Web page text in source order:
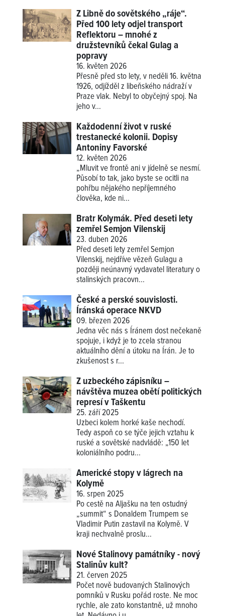
Z Libně do sovětského „ráje“.
Před 100 lety odjel transport
Reflektoru – mnohé z
družstevníků čekal Gulag a
popravy
16. květen 2026
Přesně před sto lety, v neděli 16. května
1926, odjížděl z libeňského nádraží v
Praze vlak. Nebyl to obyčejný spoj. Na
jeho v...
Každodenní život v ruské
trestanecké kolonii. Dopisy
Antoniny Favorské
12. květen 2026
„Mluvit ve frontě ani v jídelně se nesmí.
Působí to tak, jako byste se ocitli na
pohřbu nějakého nepříjemného
člověka, kde ni...
Bratr Kolymák. Před deseti lety
zemřel Semjon Vilenskij
23. duben 2026
Před deseti lety zemřel Semjon
Vilenskij, nejdříve vězeň Gulagu a
později neúnavný vydavatel literatury o
stalinských pracovn...
České a perské souvislosti.
Íránská operace NKVD
09. březen 2026
Jedna věc nás s Íránem dost nečekaně
spojuje, i když je to zcela stranou
aktuálního dění a útoku na Írán. Je to
zkušenost s r...
Z uzbeckého zápisníku –
návštěva muzea obětí politických
represí v Taškentu
25. září 2025
Uzbeci kolem horké kaše nechodí.
Tedy aspoň co se týče jejich vztahu k
ruské a sovětské nadvládě: „150 let
koloniálního podru...
Americké stopy v lágrech na
Kolymě
16. srpen 2025
Po cestě na Aljašku na ten ostudný
„summit“ s Donaldem Trumpem se
Vladimir Putin zastavil na Kolymě. V
kraji nechvalně proslu...
Nové Stalinovy památníky - nový
Stalinův kult?
21. červen 2025
Počet nově budovaných Stalinových
pomníků v Rusku pořád roste. Ne moc
rychle, ale zato konstantně, už mnoho